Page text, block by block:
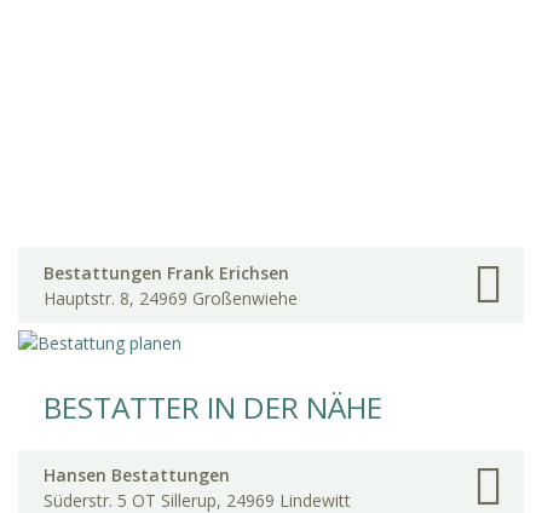
Bestattungen Frank Erichsen
Hauptstr. 8, 24969 Großenwiehe
BESTATTER IN DER NÄHE
Hansen Bestattungen
Süderstr. 5 OT Sillerup, 24969 Lindewitt